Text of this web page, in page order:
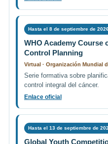
Hasta el 8 de septiembre de
WHO Academy Course
Control Planning
Virtual · Organización Mundial
Serie formativa sobre
control integral del cáncer.
Enlace oficial
Hasta el 13 de septiembre de
Global Youth